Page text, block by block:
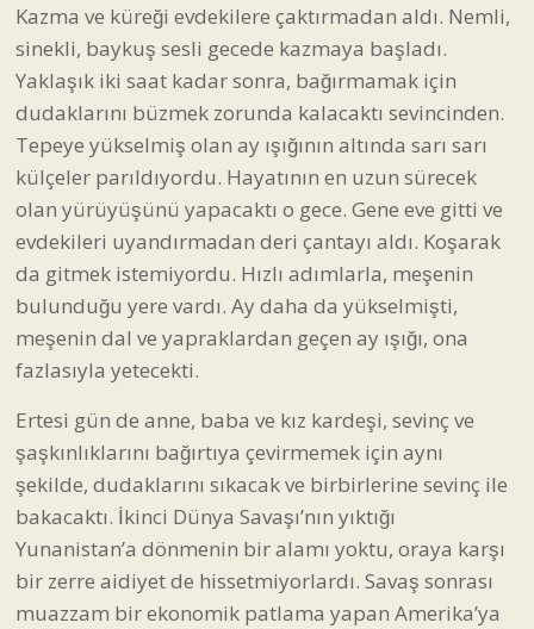
Kazma ve küreği evdekilere çaktırmadan aldı. Nemli,
sinekli, baykuş sesli gecede kazmaya başladı.
Yaklaşık iki saat kadar sonra, bağırmamak için
dudaklarını büzmek zorunda kalacaktı sevincinden.
Tepeye yükselmiş olan ay ışığının altında sarı sarı
külçeler parıldıyordu. Hayatının en uzun sürecek
olan yürüyüşünü yapacaktı o gece. Gene eve gitti ve
evdekileri uyandırmadan deri çantayı aldı. Koşarak
da gitmek istemiyordu. Hızlı adımlarla, meşenin
bulunduğu yere vardı. Ay daha da yükselmişti,
meşenin dal ve yapraklardan geçen ay ışığı, ona
fazlasıyla yetecekti.
Ertesi gün de anne, baba ve kız kardeşi, sevinç ve
şaşkınlıklarını bağırtıya çevirmemek için aynı
şekilde, dudaklarını sıkacak ve birbirlerine sevinç ile
bakacaktı. İkinci Dünya Savaşı’nın yıktığı
Yunanistan’a dönmenin bir alamı yoktu, oraya karşı
bir zerre aidiyet de hissetmiyorlardı. Savaş sonrası
muazzam bir ekonomik patlama yapan Amerika’ya